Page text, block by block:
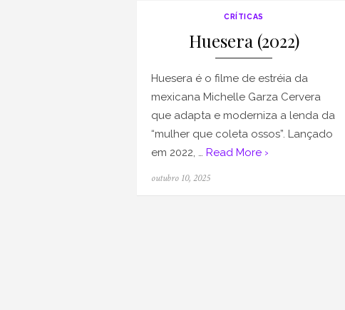
CRÍTICAS
Huesera (2022)
Huesera é o filme de estréia da
mexicana Michelle Garza Cervera
que adapta e moderniza a lenda da
“mulher que coleta ossos”. Lançado
em 2022, … Read More ›
Posted
outubro 10, 2025